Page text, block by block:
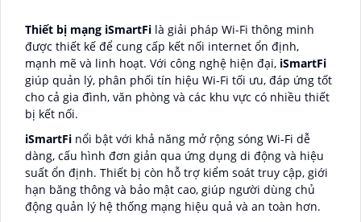
Thiết bị mạng iSmartFi là giải pháp Wi-Fi thông minh
được thiết kế để cung cấp kết nối internet ổn định,
mạnh mẽ và linh hoạt. Với công nghệ hiện đại, iSmartFi
giúp quản lý, phân phối tín hiệu Wi-Fi tối ưu, đáp ứng tốt
cho cả gia đình, văn phòng và các khu vực có nhiều thiết
bị kết nối.
iSmartFi nổi bật với khả năng mở rộng sóng Wi-Fi dễ
dàng, cấu hình đơn giản qua ứng dụng di động và hiệu
suất ổn định. Thiết bị còn hỗ trợ kiểm soát truy cập, giới
hạn băng thông và bảo mật cao, giúp người dùng chủ
động quản lý hệ thống mạng hiệu quả và an toàn hơn.